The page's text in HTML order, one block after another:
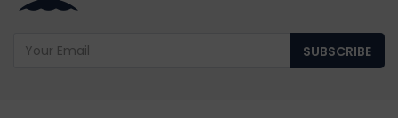
SUBSCRIBE